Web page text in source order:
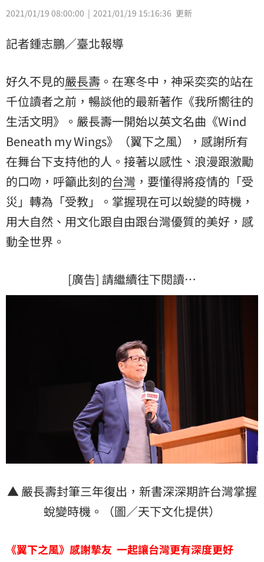
2021/01/19 08:00:00 2021/01/19 15:16:36 更新
記者鍾志鵬／臺北報導
好久不見的嚴長壽 。在寒冬中，神采奕奕的站在
千位讀者之前，暢談他的最新著作《我所嚮往的
生活文明》。嚴長壽一開始以英文名曲《Wind
Beneath my Wings》（翼下之風），感謝所有
在舞台下支持他的人。接著以感性、浪漫跟激勵
的口吻，呼籲此刻的台灣 ，要懂得將疫情的「受
災」轉為「受教」。掌握現在可以蛻變的時機，
用大自然、用文化跟自由跟台灣優質的美好，感
動全世界。
[廣告] 請繼續往下閱讀…
▲ 嚴長壽封筆三年復出，新書深深期許台灣掌握
蛻變時機。（圖／天下文化提供）
《翼下之風》感謝摯友 一起讓台灣更有深度更好